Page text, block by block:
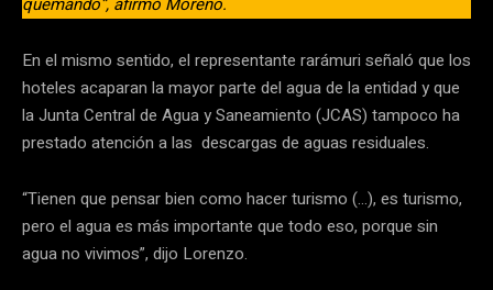
En el mismo sentido, el representante rarámuri señaló que los
hoteles acaparan la mayor parte del agua de la entidad y que
la Junta Central de Agua y Saneamiento (JCAS) tampoco ha
prestado atención a las descargas de aguas residuales.
“Tienen que pensar bien como hacer turismo (…), es turismo,
pero el agua es más importante que todo eso, porque sin
agua no vivimos”, dijo Lorenzo.